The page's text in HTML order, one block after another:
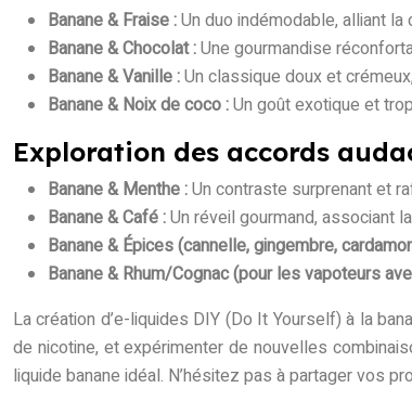
Banane & Fraise :Un duo indémodable, alliant la
Banane & Chocolat :Une gourmandise
Banane & Vanille :Un classique doux et
Banane & Noix de coco :Un goût exotique et
Exploration des accords
Banane & Menthe :Un contraste surprenant et
Banane & Café :Un réveil gourmand, associant
Banane & Épices (cannelle, gingembre,
Banane & Rhum/Cognac (pour les vapoteurs
La création d’e-liquides DIY (Do It Yourself) à la
de nicotine, et expérimenter de nouvelles
liquide banane idéal. N’hésitez pas à partager vos